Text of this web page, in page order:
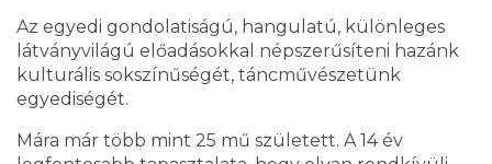
Az egyedi gondolatiságú, hangulatú, különleges
látványvilágú előadásokkal népszerűsíteni hazánk
kulturális sokszínűségét, táncművészetünk
egyediségét.
Mára már több mint 25 mű született. A 14 év